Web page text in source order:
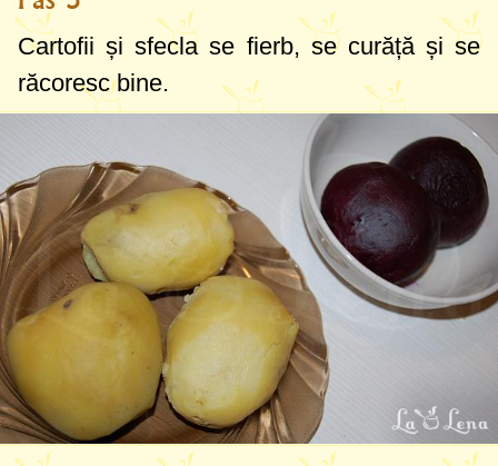
Cartofii și sfecla se fierb, se curăță și se
răcoresc bine.